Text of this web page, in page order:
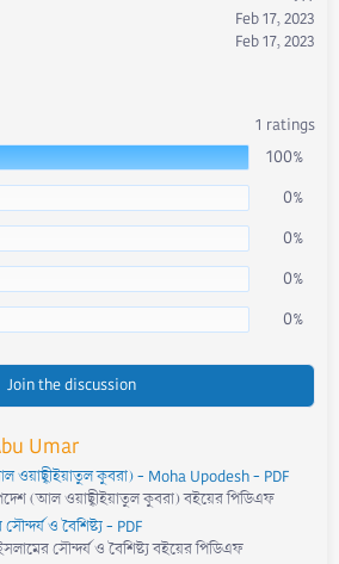
Feb 17, 2023
Feb 17, 2023
1 ratings
100%
0%
0%
0%
0%
Join the discussion
Umar
ওয়াছ্বীইয়াতুল কুবরা) - Moha Upodesh - PDF
(আল ওয়াছ্বীইয়াতুল কুবরা) বইয়ের পিডিএফ
ও বৈশিষ্ট্য - PDF
সৌন্দর্য ও বৈশিষ্ট্য বইয়ের পিডিএফ